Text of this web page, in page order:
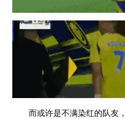
而或许是不满染红的队友，